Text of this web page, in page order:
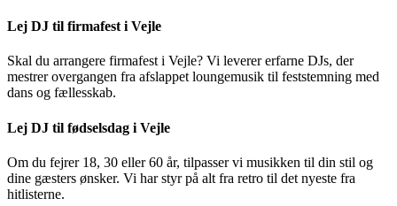
Lej DJ til firmafest i Vejle
Skal du arrangere firmafest i Vejle? Vi leverer erfarne DJs, der
mestrer overgangen fra afslappet loungemusik til feststemning med
dans og fællesskab.
Lej DJ til fødselsdag i Vejle
Om du fejrer 18, 30 eller 60 år, tilpasser vi musikken til din stil og
dine gæsters ønsker. Vi har styr på alt fra retro til det nyeste fra
hitlisterne.